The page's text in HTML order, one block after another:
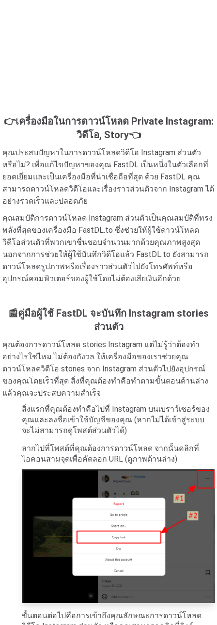
👉เครื่องมือในการดาวน์โหลด Private Instagram:
วิดีโอ, Story👈
คุณประสบปัญหาในการดาวน์โหลดวิดีโอ Instagram ส่วนตัว
หรือไม่? เพื่อแก้ไขปัญหาของคุณ FastDL เป็นหนึ่งในตัวเลือกที่
ยอดเยี่ยมและเป็นเครื่องมือที่น่าเชื่อถือที่สุด ด้วย FastDL คุณ
สามารถดาวน์โหลดวิดีโอและเรื่องราวส่วนตัวจาก Instagram ได้
อย่างรวดเร็วและปลอดภัย
คุณสมบัติการดาวน์โหลด Instagram ส่วนตัวเป็นคุณสมบัติที่ทรง
พลังที่สุดของเครื่องมือ FastDL.to ซึ่งช่วยให้ผู้ใช้ดาวน์โหลด
วิดีโอส่วนตัวที่พวกเขาชื่นชอบจำนวนมากด้วยคุณภาพสูงสุด
นอกจากการช่วยให้ผู้ใช้บันทึกวิดีโอแล้ว FastDL.to ยังสามารถ
ดาวน์โหลดรูปภาพหรือเรื่องราวส่วนตัวไปยังโทรศัพท์หรือ
อุปกรณ์คอมพิวเตอร์ของผู้ใช้โดยไม่ต้องเสียเงินอีกด้วย
📰คู่มือผู้ใช้ FastDL จะบันทึก Instagram stories
ส่วนตัว
คุณต้องการดาวน์โหลด stories Instagram แต่ไม่รู้ว่าต้องทำ
อย่างไรใช่ไหม ไม่ต้องกังวล ให้เครื่องมือของเราช่วยคุณ
ดาวน์โหลดวิดีโอ stories จาก Instagram ส่วนตัวไปยังอุปกรณ์
ของคุณโดยเร็วที่สุด สิ่งที่คุณต้องทำคือทำตามขั้นตอนด้านล่าง
แล้วคุณจะประสบความสำเร็จ
สิ่งแรกที่คุณต้องทำคือไปที่ Instagram บนเบราว์เซอร์ของ
คุณและลงชื่อเข้าใช้บัญชีของคุณ (หากไม่ได้เข้าสู่ระบบ
จะไม่สามารถดูโพสต์ส่วนตัวได้)
ลากไปที่โพสต์ที่คุณต้องการดาวน์โหลด จากนั้นคลิกที่
ไอคอนสามจุดเพื่อคัดลอก URL (ดูภาพด้านล่าง)
ขั้นตอนต่อไปคือการเข้าถึงคุณลักษณะการดาวน์โหลด